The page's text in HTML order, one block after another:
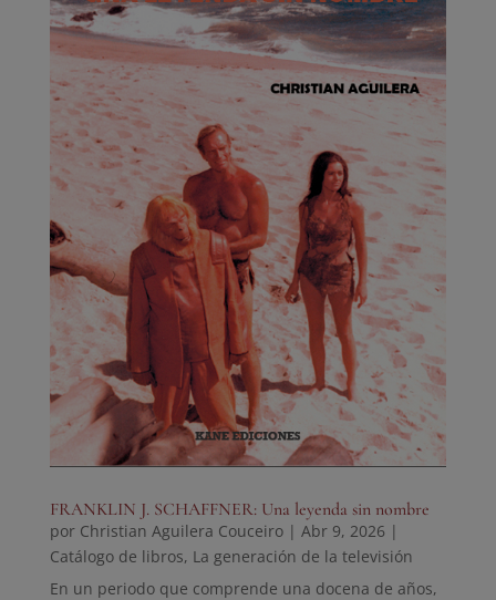
FRANKLIN J. SCHAFFNER: Una leyenda sin nombre
por Christian Aguilera Couceiro| Abr 9, 2026 |
Catálogo de libros, La generación de la televisión
En un periodo que comprende una docena de años,